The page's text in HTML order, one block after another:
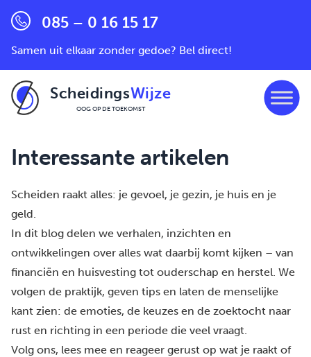
085 – 0 16 15 17
Samen uit elkaar zonder gedoe? Bel direct!
ScheidingsWijze
OOG OP DE TOEKOMST
Interessante artikelen
Scheiden raakt alles: je gevoel, je gezin, je huis en je
geld.
In dit blog delen we verhalen, inzichten en
ontwikkelingen over alles wat daarbij komt kijken – van
financiën en huisvesting tot ouderschap en herstel. We
volgen de praktijk, geven tips en laten de menselijke
kant zien: de emoties, de keuzes en de zoektocht naar
rust en richting in een periode die veel vraagt.
Volg ons, lees mee en reageer gerust op wat je raakt of